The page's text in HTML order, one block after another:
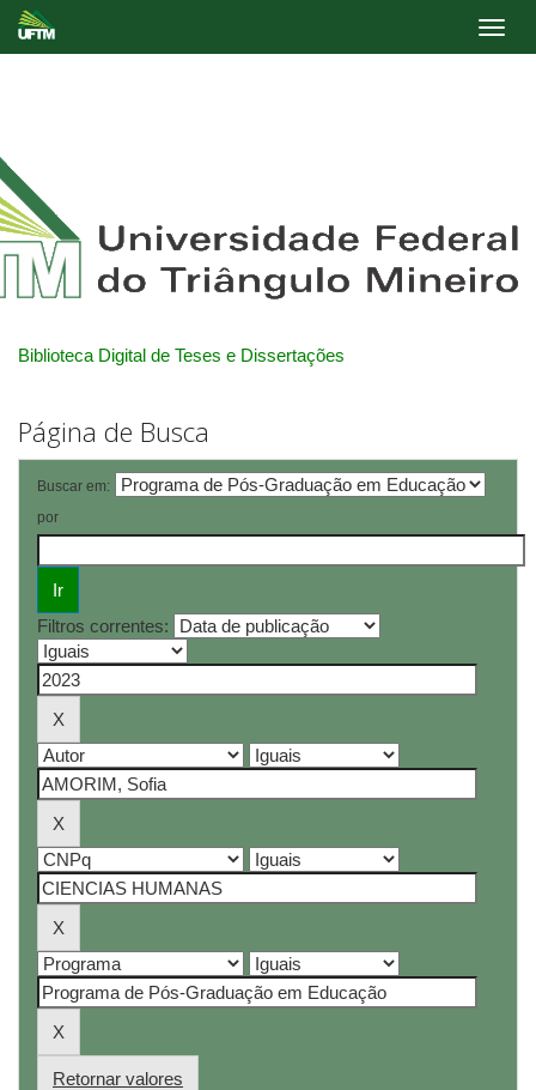
Biblioteca Digital de Teses e Dissertações
Página de Busca
Buscar em:
por
Filtros correntes:
Retornar valores